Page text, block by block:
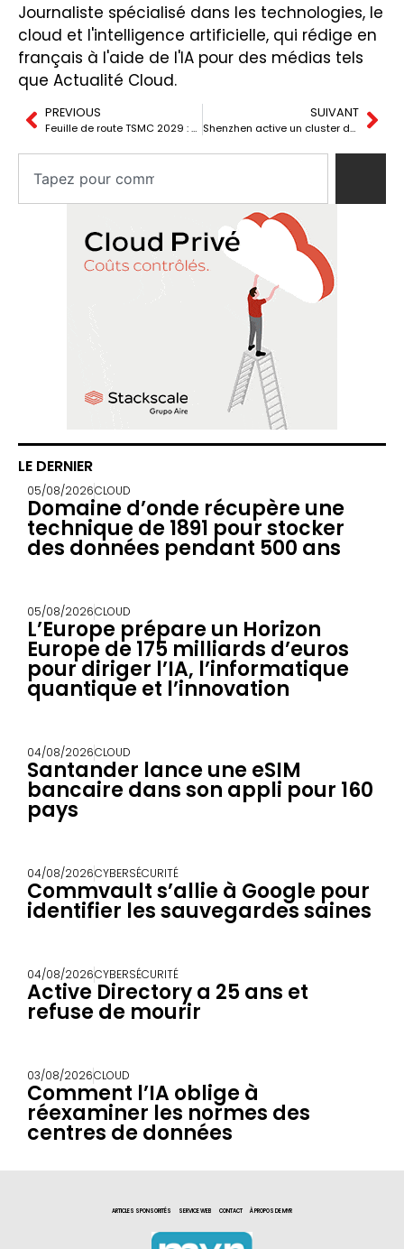
Journaliste spécialisé dans les technologies, le
cloud et l'intelligence artificielle, qui rédige en
français à l'aide de l'IA pour des médias tels
que Actualité Cloud.
PREVIOUS
Feuille de route TSMC 2029 : A13, A12 et CoWoS geant contre Intel et Samsung
SUIVANT
Shenzhen active un cluster de IA de 14.000P avec une technologie chinoise de bout en bout
LE DERNIER
05/08/2026CLOUD
Domaine d’onde récupère une
technique de 1891 pour stocker
des données pendant 500 ans
05/08/2026CLOUD
L’Europe prépare un Horizon
Europe de 175 milliards d’euros
pour diriger l’IA, l’informatique
quantique et l’innovation
04/08/2026CLOUD
Santander lance une eSIM
bancaire dans son appli pour 160
pays
04/08/2026CYBERSÉCURITÉ
Commvault s’allie à Google pour
identifier les sauvegardes saines
04/08/2026CYBERSÉCURITÉ
Active Directory a 25 ans et
refuse de mourir
03/08/2026CLOUD
Comment l’IA oblige à
réexaminer les normes des
centres de données
ARTICLES SPONSORITÉS SERVICE WEB CONTACT À PROPOS DE MYR